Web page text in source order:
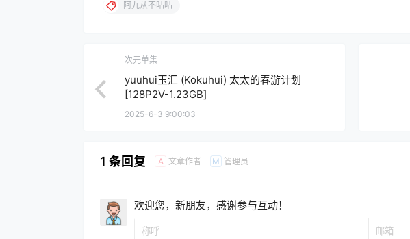
阿九从不咕咕
次元单集
yuuhui玉汇 (Kokuhui) 太太的春游计划
[128P2V-1.23GB]
2025-6-3 9:00:03
1 条回复 A 文章作者 M 管理员
欢迎您，新朋友，感谢参与互动！